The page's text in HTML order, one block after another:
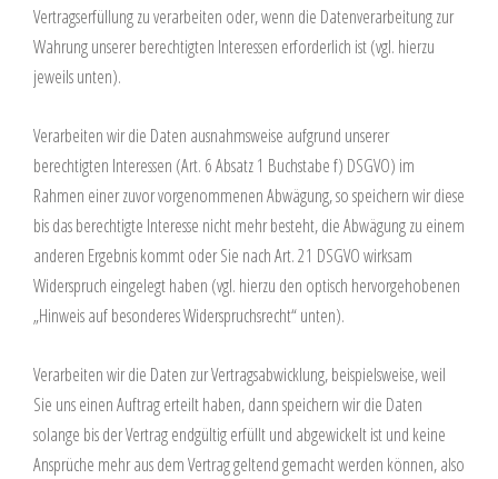
Vertragserfüllung zu verarbeiten oder, wenn die Datenverarbeitung zur
Wahrung unserer berechtigten Interessen erforderlich ist (vgl. hierzu
jeweils unten).
Verarbeiten wir die Daten ausnahmsweise aufgrund unserer
berechtigten Interessen (Art. 6 Absatz 1 Buchstabe f) DSGVO) im
Rahmen einer zuvor vorgenommenen Abwägung, so speichern wir diese
bis das berechtigte Interesse nicht mehr besteht, die Abwägung zu einem
anderen Ergebnis kommt oder Sie nach Art. 21 DSGVO wirksam
Widerspruch eingelegt haben (vgl. hierzu den optisch hervorgehobenen
„Hinweis auf besonderes Widerspruchsrecht“ unten).
Verarbeiten wir die Daten zur Vertragsabwicklung, beispielsweise, weil
Sie uns einen Auftrag erteilt haben, dann speichern wir die Daten
solange bis der Vertrag endgültig erfüllt und abgewickelt ist und keine
Ansprüche mehr aus dem Vertrag geltend gemacht werden können, also